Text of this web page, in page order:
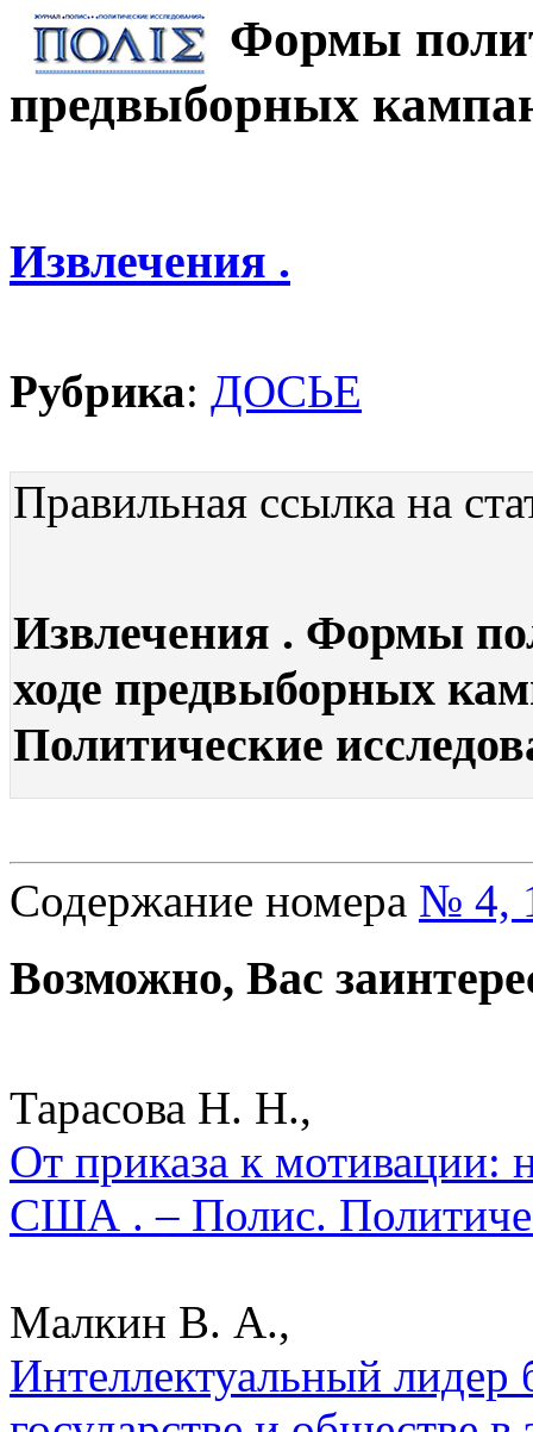
Формы
предвыборных
Извлечения .
Рубрика: ДОСЬЕ
Правильная ссылка на
Извлечения . Формы
ходе предвыборных
Политические
Содержание номера № 4,
Возможно, Вас
Тарасова Н. Н.,
От приказа к мотивации:
США . – Полис.
Малкин В. А.,
Интеллектуальный лидер